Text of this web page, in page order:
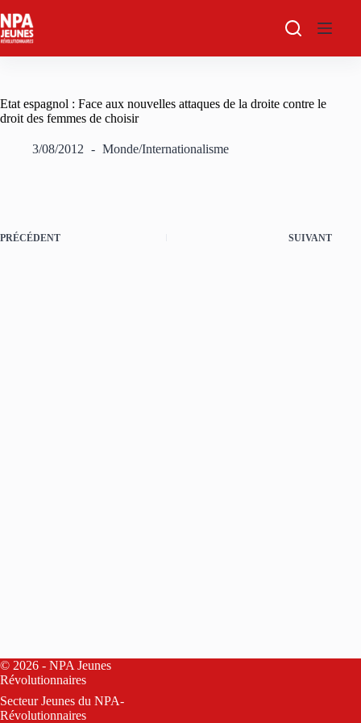
au
contenu
Etat espagnol : Face aux nouvelles attaques de la droite contre le
droit des femmes de choisir
3/08/2012 Monde/Internationalisme
PRÉCÉDENT SUIVANT
© 2026 - NPA Jeunes
Révolutionnaires
Secteur Jeunes du NPA-
Révolutionnaires